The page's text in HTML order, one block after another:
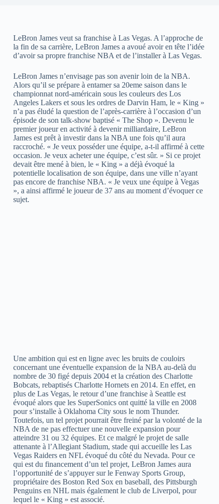
LeBron James veut sa franchise à Las Vegas. A l’approche de
la fin de sa carrière, LeBron James a avoué avoir en tête l’idée
d’avoir sa propre franchise NBA et de l’installer à Las Vegas.
LeBron James n’envisage pas son avenir loin de la NBA.
Alors qu’il se prépare à entamer sa 20eme saison dans le
championnat nord-américain sous les couleurs des Los
Angeles Lakers et sous les ordres de Darvin Ham, le « King »
n’a pas éludé la question de l’après-carrière à l’occasion d’un
épisode de son talk-show baptisé « The Shop ». Devenu le
premier joueur en activité à devenir milliardaire, LeBron
James est prêt à investir dans la NBA une fois qu’il aura
raccroché. « Je veux posséder une équipe, a-t-il affirmé à cette
occasion. Je veux acheter une équipe, c’est sûr. » Si ce projet
devait être mené à bien, le « King » a déjà évoqué la
potentielle localisation de son équipe, dans une ville n’ayant
pas encore de franchise NBA. « Je veux une équipe à Vegas
», a ainsi affirmé le joueur de 37 ans au moment d’évoquer ce
sujet.
Une ambition qui est en ligne avec les bruits de couloirs
concernant une éventuelle expansion de la NBA au-delà du
nombre de 30 figé depuis 2004 et la création des Charlotte
Bobcats, rebaptisés Charlotte Hornets en 2014. En effet, en
plus de Las Vegas, le retour d’une franchise à Seattle est
évoqué alors que les SuperSonics ont quitté la ville en 2008
pour s’installe à Oklahoma City sous le nom Thunder.
Toutefois, un tel projet pourrait être freiné par la volonté de la
NBA de ne pas effectuer une nouvelle expansion pour
atteindre 31 ou 32 équipes. Et ce malgré le projet de salle
attenante à l’Allegiant Stadium, stade qui accueille les Las
Vegas Raiders en NFL évoqué du côté du Nevada. Pour ce
qui est du financement d’un tel projet, LeBron James aura
l’opportunité de s’appuyer sur le Fenway Sports Group,
propriétaire des Boston Red Sox en baseball, des Pittsburgh
Penguins en NHL mais également le club de Liverpol, pour
lequel le « King » est associé.